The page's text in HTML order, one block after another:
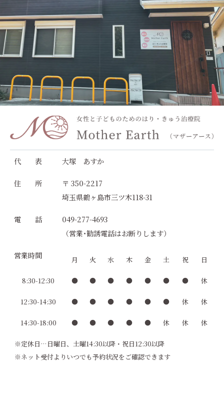
代 表 大塚 あすか
住 所
〒 350-2217
埼玉県鶴ヶ島市三ツ木118-31
電 話
049-277-4693
（営業･勧誘電話はお断りします）
営業時間 月 火 水 木 金 土 祝 日
8:30-12:30 ● ● ● ● ● ● ● 休
12:30-14:30 ● ● ● ● ● ● 休 休
14:30-18:00 ● ● ● ● ● 休 休 休
※定休日…日曜日、土曜14:30以降・祝日12:30以降
※ネット受付よりいつでも予約状況をご確認できます